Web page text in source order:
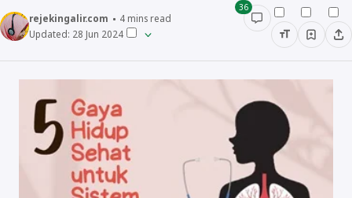
rejekingalir.com 4mins read
Updated: 28 Jun 2024
36